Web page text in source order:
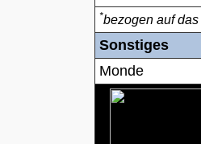
*bezogen auf das
Sonstiges
Monde